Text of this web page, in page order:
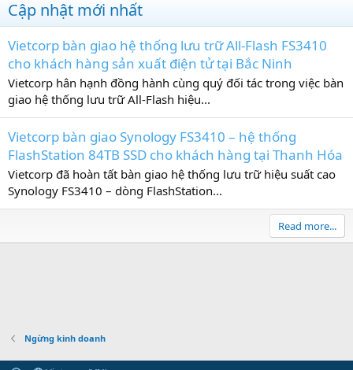
Cập nhật mới nhất
Vietcorp bàn giao hệ thống lưu trữ All-Flash FS3410
cho khách hàng sản xuất điện tử tại Bắc Ninh
Vietcorp hân hạnh đồng hành cùng quý đối tác trong việc bàn
giao hệ thống lưu trữ All-Flash hiệu...
Vietcorp bàn giao Synology FS3410 – hệ thống
FlashStation 84TB SSD cho khách hàng tại Thanh Hóa
Vietcorp đã hoàn tất bàn giao hệ thống lưu trữ hiệu suất cao
Synology FS3410 – dòng FlashStation...
Read more...
Ngừng kinh doanh